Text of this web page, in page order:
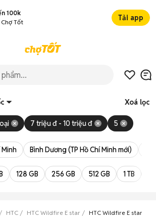
100k
Tốt
Tải app
Xoá lọc
7 triệu đ - 10 triệu đ 5
Minh Bình Dương (TP Hồ Chí Minh mới)
128 GB 256 GB 512 GB 1 TB
HTC HTC Wildfire E star HTC Wildfire E star giá